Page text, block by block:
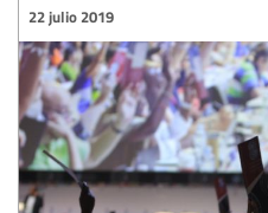
22 julio 2019